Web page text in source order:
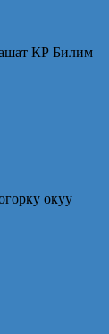
КР Билим
окуу